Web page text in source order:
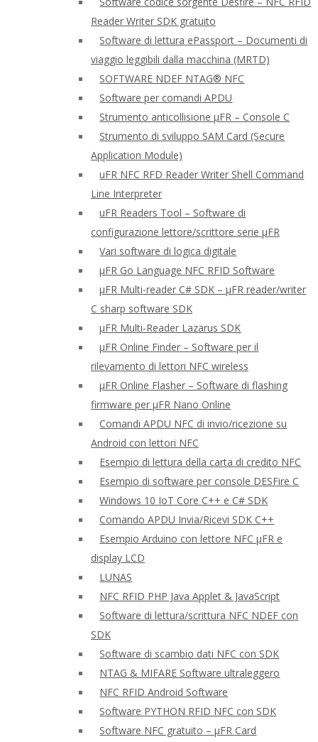
Reader Writer SDK gratuito
Software di lettura ePassport – Documenti di
viaggio leggibili dalla macchina (MRTD)
SOFTWARE NDEF NTAG® NFC
Software per comandi APDU
Strumento anticollisione μFR – Console C
Strumento di sviluppo SAM Card (Secure
Application Module)
uFR NFC RFD Reader Writer Shell Command
Line Interpreter
uFR Readers Tool – Software di
configurazione lettore/scrittore serie μFR
Vari software di logica digitale
μFR Go Language NFC RFID Software
μFR Multi-reader C# SDK – μFR reader/writer
C sharp software SDK
μFR Multi-Reader Lazarus SDK
μFR Online Finder – Software per il
rilevamento di lettori NFC wireless
μFR Online Flasher – Software di flashing
firmware per μFR Nano Online
Comandi APDU NFC di invio/ricezione su
Android con lettori NFC
Esempio di lettura della carta di credito NFC
Esempio di software per console DESFire C
Windows 10 IoT Core C++ e C# SDK
Comando APDU Invia/Ricevi SDK C++
Esempio Arduino con lettore NFC μFR e
display LCD
LUNAS
NFC RFID PHP Java Applet & JavaScript
Software di lettura/scrittura NFC NDEF con
SDK
Software di scambio dati NFC con SDK
NTAG & MIFARE Software ultraleggero
NFC RFID Android Software
Software PYTHON RFID NFC con SDK
Software NFC gratuito – μFR Card